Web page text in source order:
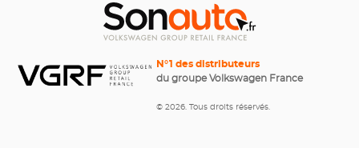
N°1 des distributeurs
du groupe Volkswagen France
© 2026. Tous droits réservés.